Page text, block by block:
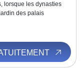
lorsque les dynasties
des palais